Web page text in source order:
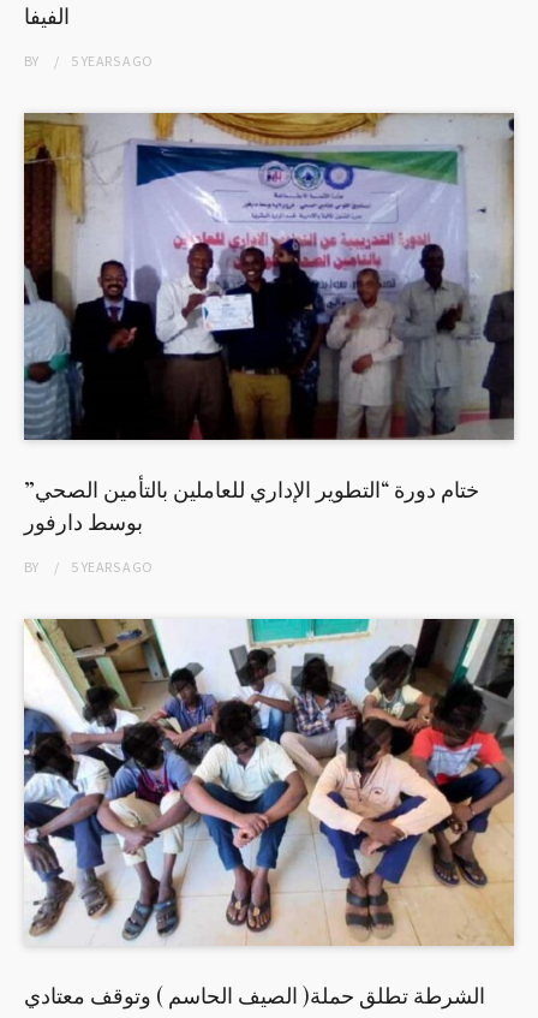
الفيفا
BY 5 YEARSAGO
ختام دورة “التطوير الإداري للعاملين بالتأمين الصحي”
بوسط دارفور
BY 5 YEARSAGO
الشرطة تطلق حملة( الصيف الحاسم ) وتوقف معتادي